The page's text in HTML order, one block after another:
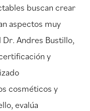
buscan crear
aspectos muy
Dr. Andres Bustillo,
y
cosméticos y
evalúa